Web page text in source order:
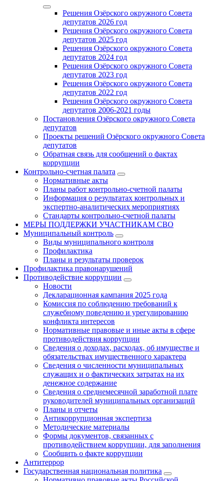
Решения Озёрского окружного Совета
депутатов 2026 год
Решения Озёрского окружного Совета
депутатов 2025 год
Решения Озёрского окружного Совета
депутатов 2024 год
Решения Озёрского окружного Совета
депутатов 2023 год
Решения Озёрского окружного Совета
депутатов 2022 год
Решения Озёрского окружного Совета
депутатов 2006-2021 годы
Постановления Озёрского окружного Совета
депутатов
Проекты решений Озёрского окружного Совета
депутатов
Обратная связь для сообщений о фактах
коррупции
Контрольно-счетная палата
Нормативные акты
Планы работ контрольно-счетной палаты
Информация о результатах контрольных и
экспертно-аналитических мероприятиях
Стандарты контрольно-счетной палаты
МЕРЫ ПОДДЕРЖКИ УЧАСТНИКАМ СВО
Муниципальный контроль
Виды муниципального контроля
Профилактика
Планы и результаты проверок
Профилактика правонарушений
Противодействие коррупции
Новости
Декларационная кампания 2025 года
Комиссия по соблюдению требований к
служебному поведению и урегулированию
конфликта интересов
Нормативные правовые и иные акты в сфере
противодействия коррупции
Сведения о доходах, расходах, об имуществе и
обязательствах имущественного характера
Сведения о численности муниципальных
служащих и о фактических затратах на их
денежное содержание
Сведения о среднемесячной заработной плате
руководителей муниципальных организаций
Планы и отчеты
Антикоррупционная экспертиза
Методические материалы
Формы документов, связанных с
противодействием коррупции, для заполнения
Сообщить о факте коррупции
Антитеррор
Государственная национальная политика